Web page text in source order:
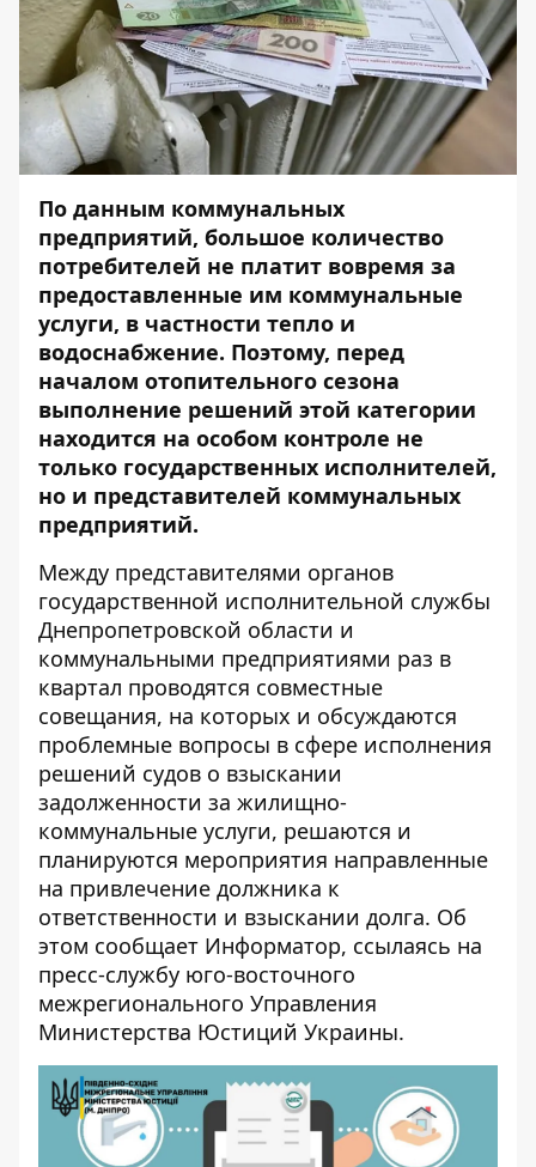
По данным коммунальных
предприятий, большое количество
потребителей не платит вовремя за
предоставленные им коммунальные
услуги, в частности тепло и
водоснабжение. Поэтому, перед
началом отопительного сезона
выполнение решений этой категории
находится на особом контроле не
только государственных исполнителей,
но и представителей коммунальных
предприятий.
Между представителями органов
государственной исполнительной службы
Днепропетровской области и
коммунальными предприятиями раз в
квартал проводятся совместные
совещания, на которых и обсуждаются
проблемные вопросы в сфере исполнения
решений судов о взыскании
задолженности за жилищно-
коммунальные услуги, решаются и
планируются мероприятия направленные
на привлечение должника к
ответственности и взыскании долга. Об
этом сообщает Информатор, ссылаясь на
пресс-службу юго-восточного
межрегионального Управления
Министерства Юстиций Украины.